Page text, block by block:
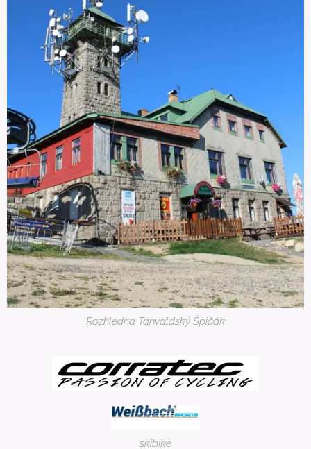
Rozhledna Tanvaldský Špičák
skibike